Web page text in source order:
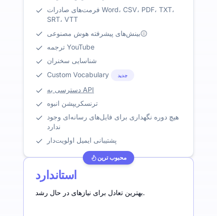
فرمت‌های صادرات Word، CSV، PDF، TXT،
SRT، VTT
بینش‌های پیشرفته هوش مصنوعی
ترجمه YouTube
شناسایی سخنران
Custom Vocabulary
جدید
دسترسی به API
ترنسکریپشن انبوه
هیچ دوره نگهداری برای فایل‌های رسانه‌ای وجود
ندارد
پشتیبانی ایمیل اولویت‌دار
محبوب ترین
استاندارد
بهترین تعادل برای نیازهای در حال رشد.